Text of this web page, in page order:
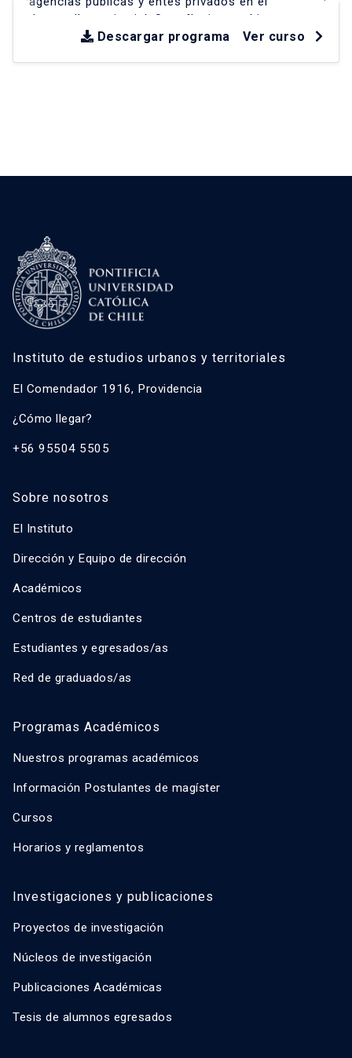
desarrollo territorial
Se reflexiona críticamente
sobre experiencias en América Latina y Chile
Ver curso
Descargar programa
Instituto de estudios urbanos y territoriales
El Comendador 1916, Providencia
¿Cómo llegar?
+56 95504 5505
Sobre nosotros
El Instituto
Dirección y Equipo de dirección
Académicos
Centros de estudiantes
Estudiantes y egresados/as
Red de graduados/as
Programas Académicos
Nuestros programas académicos
Información Postulantes de magíster
Cursos
Horarios y reglamentos
Investigaciones y publicaciones
Proyectos de investigación
Núcleos de investigación
Publicaciones Académicas
Tesis de alumnos egresados